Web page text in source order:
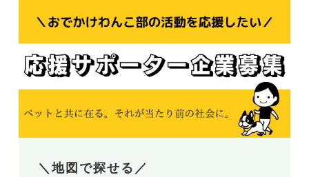
＼地図で探せる／